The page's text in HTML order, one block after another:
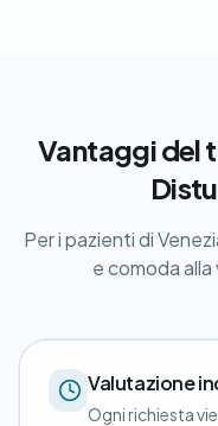
Vantaggi del
Per i pazienti di
e comoda
Valutazione
Ogni richiesta